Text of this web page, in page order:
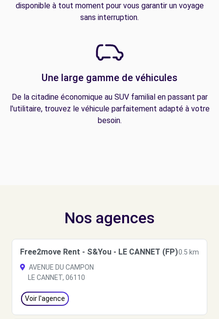
disponible à tout moment pour vous garantir un voyage
sans interruption.
Une large gamme de véhicules
De la citadine économique au SUV familial en passant par
l'utilitaire, trouvez le véhicule parfaitement adapté à votre
besoin.
Nos agences
Free2move Rent - S&You - LE CANNET (FP)0.5 km
AVENUE DU CAMPON
LE CANNET, 06110
Voir l'agence